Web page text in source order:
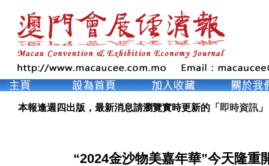
本報逢週四出版，最新消息請瀏覽實時更新的「 即時資訊 」
“2024金沙物美嘉年華”今天隆重